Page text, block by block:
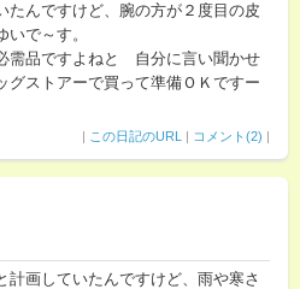
たんですけど、腕の方が２度目の皮
で～す。
需品ですよねと 自分に言い聞かせ
グストアーで買って準備ＯＫですー
| この日記のURL | コメント(2) |
計画していたんですけど、雨や寒さ